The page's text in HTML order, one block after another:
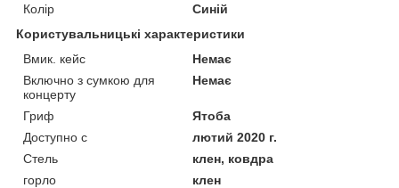
Колір
Синій
Користувальницькі характеристики
Вмик. кейс
Немає
Включно з сумкою для
концерту
Немає
Гриф
Ятоба
Доступно с
лютий 2020 г.
Стель
клен, ковдра
горло
клен